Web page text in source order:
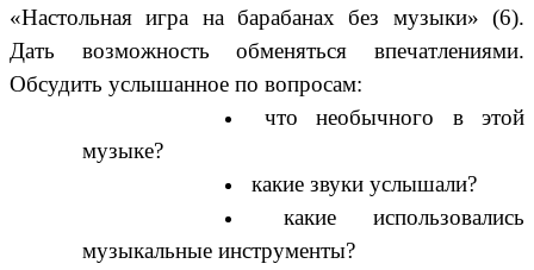
«Настольная игра на барабанах без музыки» (6).
Дать возможность обменяться впечатлениями.
Обсудить услышанное по вопросам:
что необычного в этой
музыке?
какие звуки услышали?
какие использовались
музыкальные инструменты?